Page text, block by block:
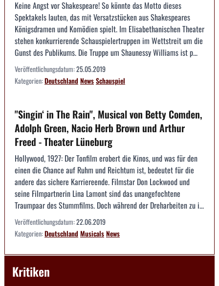
Keine Angst vor Shakespeare! So könnte das Motto dieses
Spektakels lauten, das mit Versatzstücken aus Shakespeares
Königsdramen und Komödien spielt. Im Elisabethanischen Theater
stehen konkurrierende Schauspielertruppen im Wettstreit um die
Gunst des Publikums. Die Truppe um Shaunessy Williams ist p...
Veröffentlichungsdatum:25.05.2019
Kategorien:DeutschlandNewsSchauspiel
"Singin‘ in The Rain", Musical von Betty Comden,
Adolph Green, Nacio Herb Brown und Arthur
Freed - Theater Lüneburg
Hollywood, 1927: Der Tonfilm erobert die Kinos, und was für den
einen die Chance auf Ruhm und Reichtum ist, bedeutet für die
andere das sichere Karriereende. Filmstar Don Lockwood und
seine Filmpartnerin Lina Lamont sind das unangefochtene
Traumpaar des Stummfilms. Doch während der Dreharbeiten zu i...
Veröffentlichungsdatum:22.06.2019
Kategorien:DeutschlandMusicalsNews
Kritiken